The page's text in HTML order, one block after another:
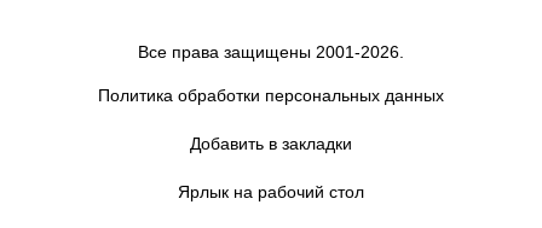
Все права защищены 2001-2026.
Политика обработки персональных данных
Добавить в закладки
Ярлык на рабочий стол